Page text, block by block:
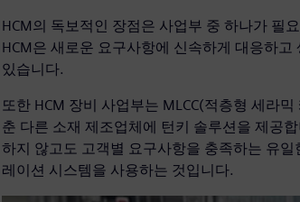
HCM의 독보적인 장점은 사업부 중 하나가 필
HCM은 새로운 요구사항에 신속하게 대응하
있습니다.
또한 HCM 장비 사업부는 MLCC(적층형 세라
춘 다른 소재 제조업체에 턴키 솔루션을 제공
하지 않고도 고객별 요구사항을 충족하는 유
레이션 시스템을 사용하는 것입니다.